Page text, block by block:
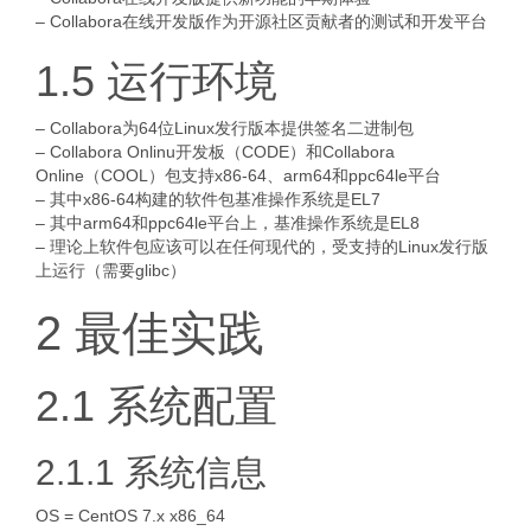
– Collabora在线开发版作为开源社区贡献者的测试和开发平台
1.5 运行环境
– Collabora为64位Linux发行版本提供签名二进制包
– Collabora Onlinu开发板（CODE）和Collabora
Online（COOL）包支持x86-64、arm64和ppc64le平台
– 其中x86-64构建的软件包基准操作系统是EL7
– 其中arm64和ppc64le平台上，基准操作系统是EL8
– 理论上软件包应该可以在任何现代的，受支持的Linux发行版
上运行（需要glibc）
2 最佳实践
2.1 系统配置
2.1.1 系统信息
OS = CentOS 7.x x86_64